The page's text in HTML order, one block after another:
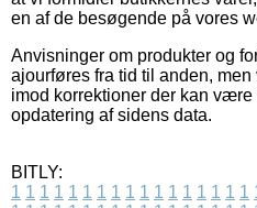
en af de besøgende på vores
Anvisninger om produkter og
ajourføres fra tid til anden,
imod korrektioner der kan
opdatering af sidens data.
BITLY:
1 1 1 1 1 1 1 1 1 1 1 1 1 1 1 1 1